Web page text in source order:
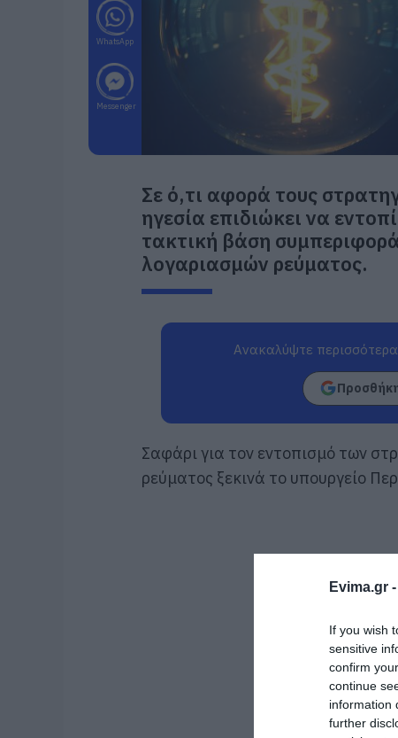
Evima.gr -
If you wish
sensitive
confirm
continue
information
further
WhatsApp
Messenger
Σε ό,τι αφορά τους
ηγεσία επιδιώκει να
τακτική βάση
λογαριασμών ρεύματος.
Ανακαλύψτε
Σαφάρι για τον εντοπισμό των
ρεύματος ξεκινά το υπουργείο